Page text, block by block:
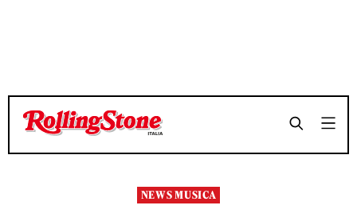
TEMPO DI LETTURA 4 MINUTI SHARE
TEMPO DI LETTURA 4 MINUTI SHARE
NEWS MUSICA